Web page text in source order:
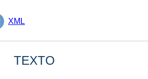
XML
TEXTO